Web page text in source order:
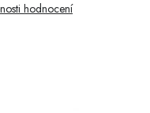
hodnocení